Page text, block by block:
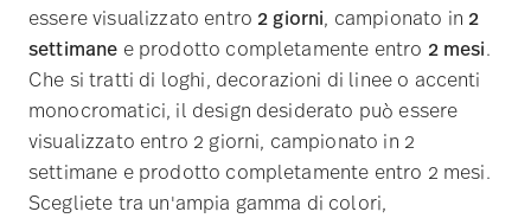
essere visualizzato entro 2 giorni, campionato in 2
settimane e prodotto completamente entro 2 mesi.
Che si tratti di loghi, decorazioni di linee o accenti
monocromatici, il design desiderato può essere
visualizzato entro 2 giorni, campionato in 2
settimane e prodotto completamente entro 2 mesi.
Scegliete tra un'ampia gamma di colori,